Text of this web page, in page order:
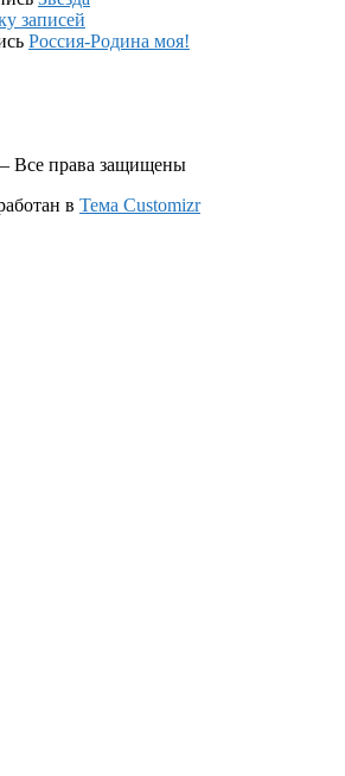
записей
Россия-Родина моя!
– Все права защищены
в Тема Customizr